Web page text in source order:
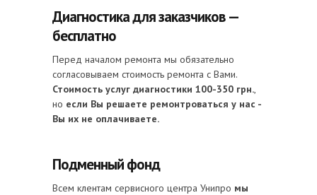
Диагностика для заказчиков —
бесплатно
Перед началом ремонта мы обязательно
согласовываем стоимость ремонта с Вами.
Стоимость услуг диагностики 100-350 грн.
но если Вы решаете ремонтроваться у нас -
Вы их не оплачиваете.
Подменный фонд
Всем клентам сервисного центра Унипро мы